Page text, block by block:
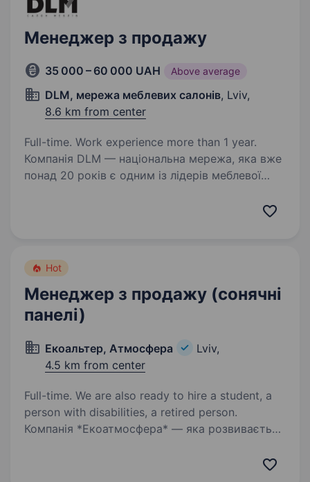
Менеджер з продажу
35 000 – 60 000 UAH Above average
DLM, мережа меблевих салонів, Lviv,
8.6 km from center
Full-time. Work experience more than 1 year.
Компанія DLM — національна мережа, яка вже
понад 20 років є одним із лідерів меблевої
стильні меблі, які не потребують додаткового
Hot
Менеджер з продажу (сонячні
панелі)
Екоальтер, Атмосфера
Lviv,
4.5 km from center
Full-time. We are also ready to hire a student, a
person with disabilities, a retired person.
Компанія *Екоатмосфера* — яка розвивається